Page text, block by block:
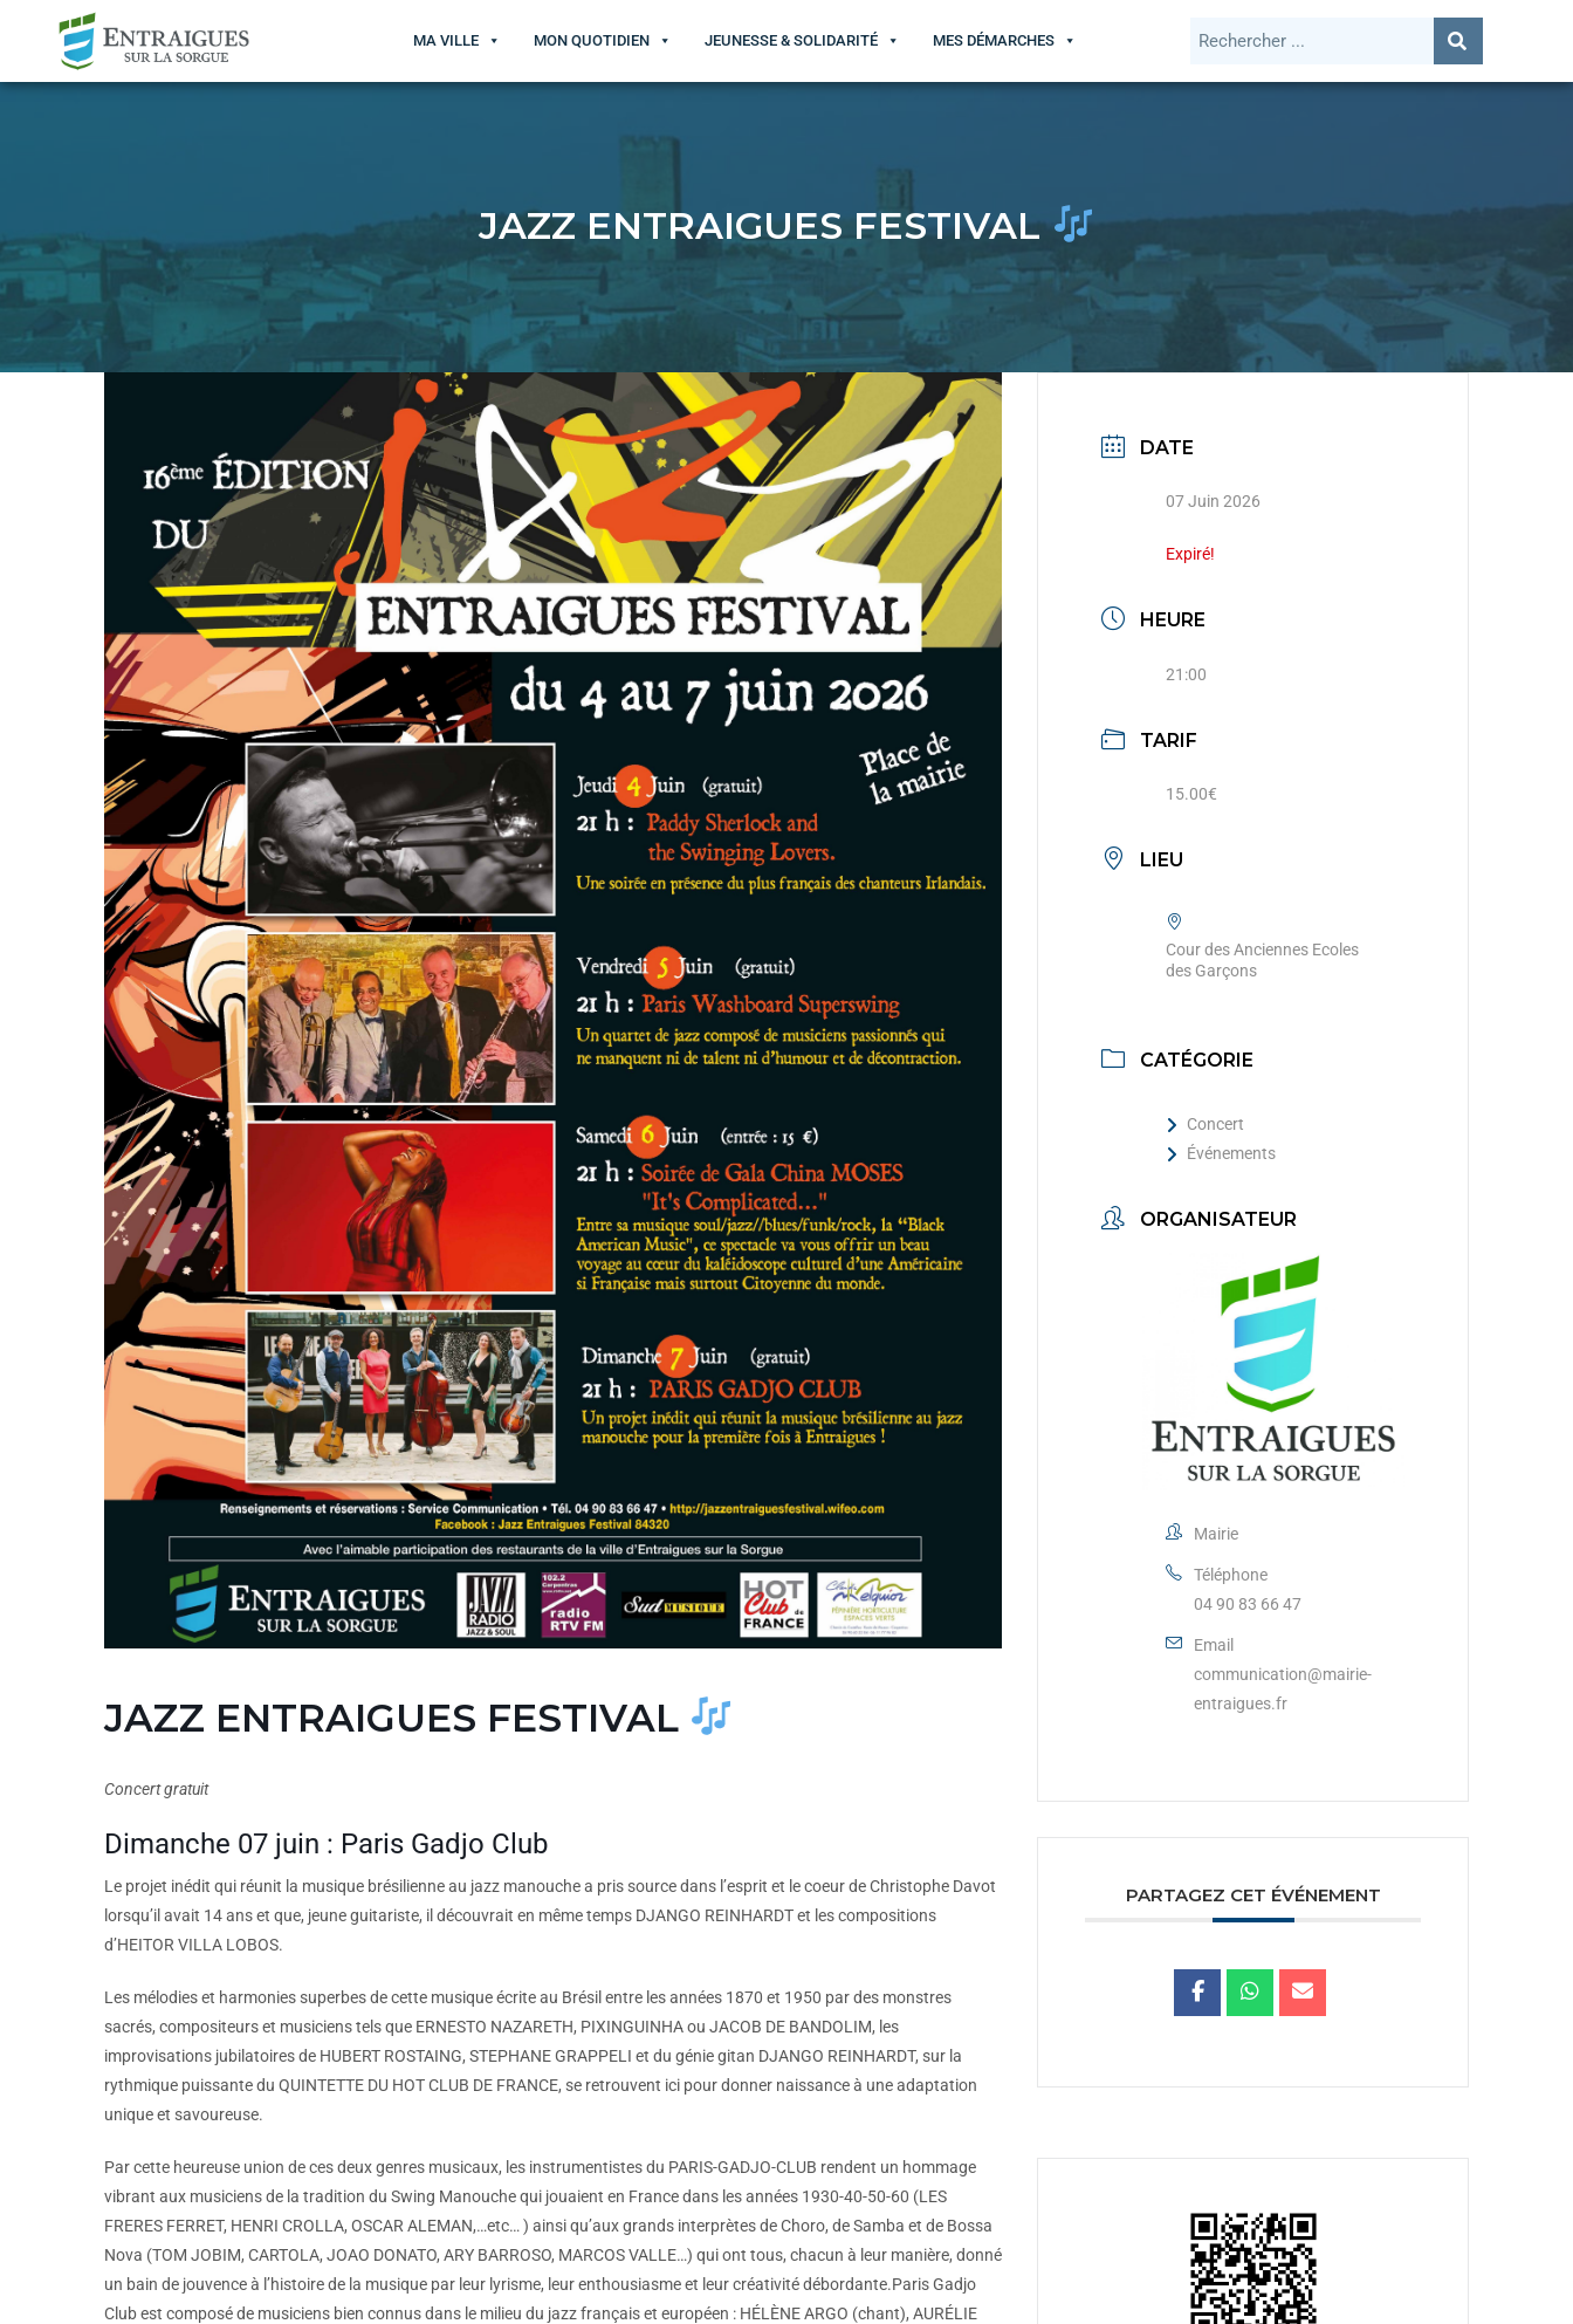
MA VILLE MON QUOTIDIEN JEUNESSE & SOLIDARITÉ MES DÉMARCHES
JAZZ ENTRAIGUES FESTIVAL
JAZZ ENTRAIGUES FESTIVAL
Concert gratuit
Dimanche 07 juin : Paris Gadjo Club
Le projet inédit qui réunit la musique brésilienne au jazz manouche a pris source dans l’esprit et le coeur de Christophe Davot
lorsqu’il avait 14 ans et que, jeune guitariste, il découvrait en même temps DJANGO REINHARDT et les compositions
d’HEITOR VILLA LOBOS.
Les mélodies et harmonies superbes de cette musique écrite au Brésil entre les années 1870 et 1950 par des monstres
sacrés, compositeurs et musiciens tels que ERNESTO NAZARETH, PIXINGUINHA ou JACOB DE BANDOLIM, les
improvisations jubilatoires de HUBERT ROSTAING, STEPHANE GRAPPELI et du génie gitan DJANGO REINHARDT, sur la
rythmique puissante du QUINTETTE DU HOT CLUB DE FRANCE, se retrouvent ici pour donner naissance à une adaptation
unique et savoureuse.
Par cette heureuse union de ces deux genres musicaux, les instrumentistes du PARIS-GADJO-CLUB rendent un hommage
vibrant aux musiciens de la tradition du Swing Manouche qui jouaient en France dans les années 1930-40-50-60 (LES
FRERES FERRET, HENRI CROLLA, OSCAR ALEMAN,…etc… ) ainsi qu’aux grands interprètes de Choro, de Samba et de Bossa
Nova (TOM JOBIM, CARTOLA, JOAO DONATO, ARY BARROSO, MARCOS VALLE…) qui ont tous, chacun à leur manière, donné
un bain de jouvence à l’histoire de la musique par leur lyrisme, leur enthousiasme et leur créativité débordante.Paris Gadjo
Club est composé de musiciens bien connus dans le milieu du jazz français et européen : HÉLÈNE ARGO (chant), AURÉLIE
DATE
07 Juin 2026
Expiré!
HEURE
21:00
TARIF
15.00€
LIEU
Cour des Anciennes Ecoles
des Garçons
CATÉGORIE
Concert
Événements
ORGANISATEUR
Mairie
Téléphone
04 90 83 66 47
Email
communication@mairie-
entraigues.fr
PARTAGEZ CET ÉVÉNEMENT